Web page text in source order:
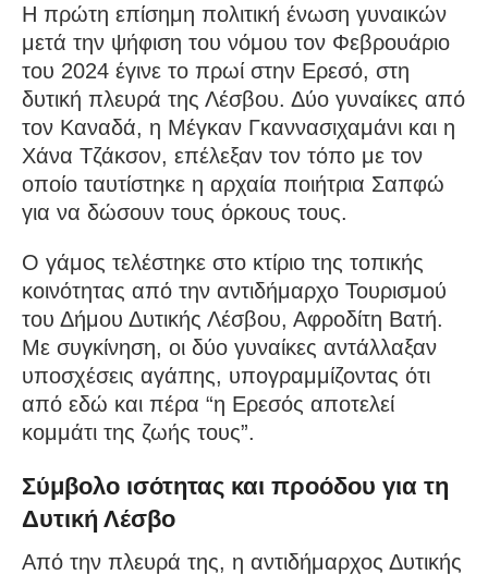
Η πρώτη επίσημη πολιτική ένωση γυναικών
μετά την ψήφιση του νόμου τον Φεβρουάριο
του 2024 έγινε το πρωί στην Ερεσό, στη
δυτική πλευρά της Λέσβου. Δύο γυναίκες από
τον Καναδά, η Μέγκαν Γκαννασιχαμάνι και η
Χάνα Τζάκσον, επέλεξαν τον τόπο με τον
οποίο ταυτίστηκε η αρχαία ποιήτρια Σαπφώ
για να δώσουν τους όρκους τους.
Ο γάμος τελέστηκε στο κτίριο της τοπικής
κοινότητας από την αντιδήμαρχο Τουρισμού
του Δήμου Δυτικής Λέσβου, Αφροδίτη Βατή.
Με συγκίνηση, οι δύο γυναίκες αντάλλαξαν
υποσχέσεις αγάπης, υπογραμμίζοντας ότι
από εδώ και πέρα “η Ερεσός αποτελεί
κομμάτι της ζωής τους”.
Σύμβολο ισότητας και προόδου για τη
Δυτική Λέσβο
Από την πλευρά της, η αντιδήμαρχος Δυτικής